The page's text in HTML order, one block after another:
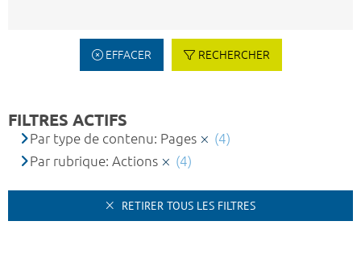
EFFACER RECHERCHER
FILTRES ACTIFS
Par type de contenu: Pages
(4)
Par rubrique: Actions
(4)
RETIRER TOUS LES FILTRES